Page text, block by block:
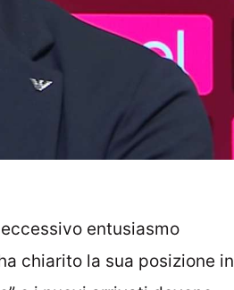
entusiasmo
chiarito la sua posizione in